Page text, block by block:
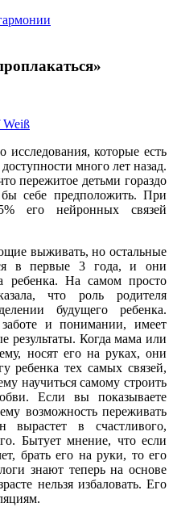
исследования, которые есть
много лет назад.
пережитое детьми гораздо
себе предположить. При
его нейронных связей
выживать, но остальные
в первые 3 года, и они
ребенка. На самом просто
что роль родителя
будущего ребенка.
и понимании, имеет
результаты. Когда мама или
носят его на руках, они
ребенка тех самых связей,
научиться самому строить
Если вы показываете
возможность переживать
в счастливого,
Бытует мнение, что если
брать его на руки, то его
знают теперь на основе
нельзя избаловать. Его